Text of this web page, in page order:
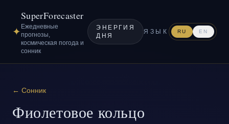
✦
SuperForecaster
Ежедневные
прогнозы,
космическая погода и
сонник
ЭНЕРГИЯ
ДНЯ
ЯЗЫК RU EN
← Сонник
Фиолетовое кольцо